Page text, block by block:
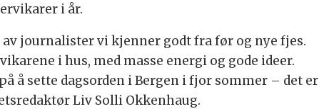
i år.
journalister vi kjenner godt fra før og nye fjes.
i hus, med masse energi og gode ideer.
å sette dagsorden i Bergen i fjor sommer – det er
Liv Solli Okkenhaug.